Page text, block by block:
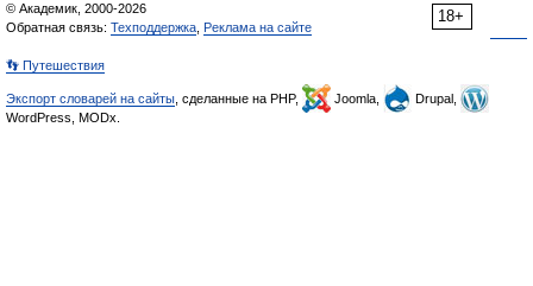
18+
© Академик, 2000-2026
Обратная связь: Техподдержка Реклама на сайте
👣 Путешествия
Экспорт словарей на сайты , сделанные на PHP, Joomla,
Drupal,
WordPress, MODx.